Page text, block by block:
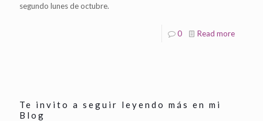
segundo lunes de octubre.
0 Read more
Te invito a seguir leyendo más en mi
Blog